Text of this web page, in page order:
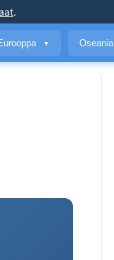
.
▼ Oseania